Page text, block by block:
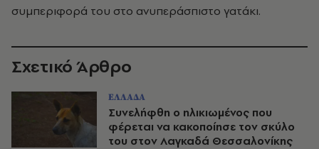
συμπεριφορά του στο ανυπεράσπιστο γατάκι.
Σχετικό Άρθρο
ΕΛΛΑΔΑ
Συνελήφθη ο ηλικιωμένος που
φέρεται να κακοποίησε τον σκύλο
του στον Λαγκαδά Θεσσαλονίκης